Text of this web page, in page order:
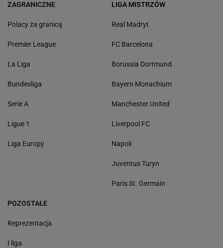
ZAGRANICZNE
Polacy za granicą
Premier League
La Liga
Bundesliga
Serie A
Ligue 1
Liga Europy
LIGA MISTRZÓW
Real Madryt
FC Barcelona
Borussia Dortmund
Bayern Monachium
Manchester United
Liverpool FC
Napoli
Juventus Turyn
Paris St. Germain
POZOSTAŁE
Reprezentacja
I liga